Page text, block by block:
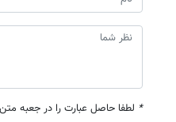
* لطفا حاصل عبارت را در جعبه متن